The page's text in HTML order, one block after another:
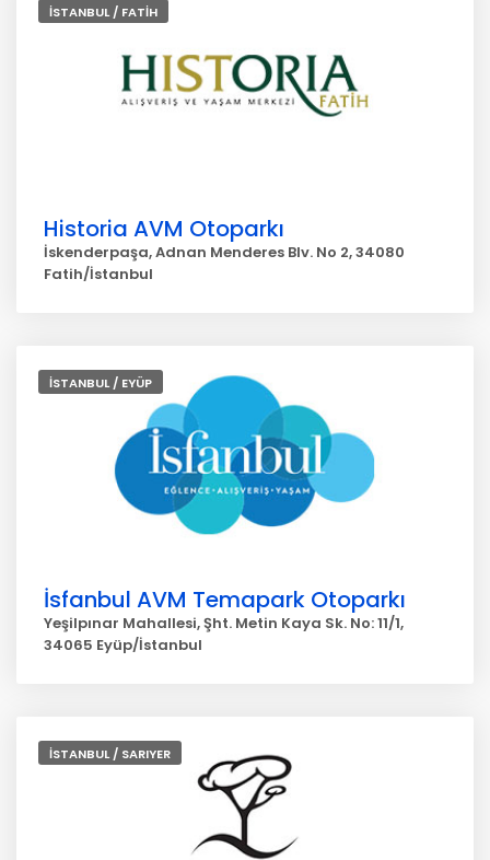
İSTANBUL / FATİH
Historia AVM Otoparkı
İskenderpaşa, Adnan Menderes Blv. No 2, 34080
Fatih/İstanbul
İSTANBUL / EYÜP
İsfanbul AVM Temapark Otoparkı
Yeşilpınar Mahallesi, Şht. Metin Kaya Sk. No: 11/1,
34065 Eyüp/İstanbul
İSTANBUL / SARIYER